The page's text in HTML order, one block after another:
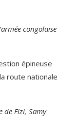
congolaise
épineuse
route nationale
de Fizi, Samy